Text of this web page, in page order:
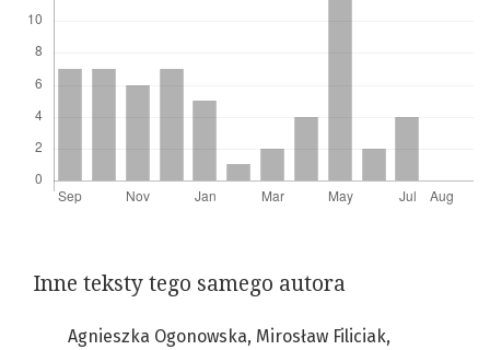
Inne teksty tego samego autora
Agnieszka Ogonowska, Mirosław Filiciak,